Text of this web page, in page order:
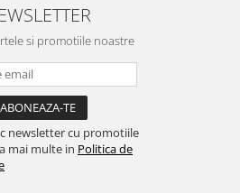
si promotiile noastre
newsletter cu promotiile
mai multe in Politica de